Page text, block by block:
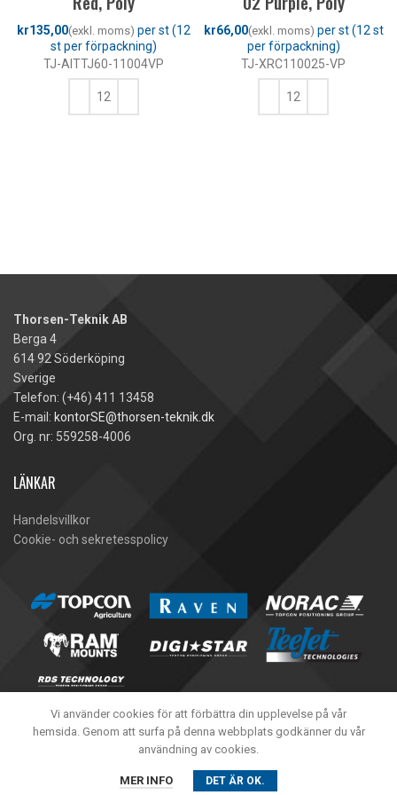
kr
TJ-AITTJ60-11004VP
kr
TJ-XRC110025-VP
Thorsen-Teknik AB
Berga 4
614 92 Söderköping
Sverige
Telefon: (+46) 411 13458
E-mail: kontorSE@thorsen-teknik.dk
Org. nr: 559258-4006
LÄNKAR
Handelsvillkor
Cookie- och sekretesspolicy
Vi använder cookies för att förbättra din upplevelse på vår
hemsida. Genom att surfa på denna webbplats godkänner du vår
användning av cookies.
MER INFO DET ÄR OK.